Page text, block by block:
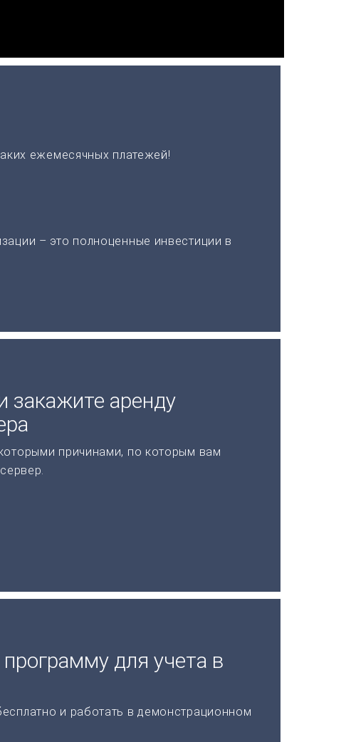
ежемесячных платежей!
– это полноценные инвестиции в
закажите аренду
причинами, по которым вам
для учета в
и работать в демонстрационном